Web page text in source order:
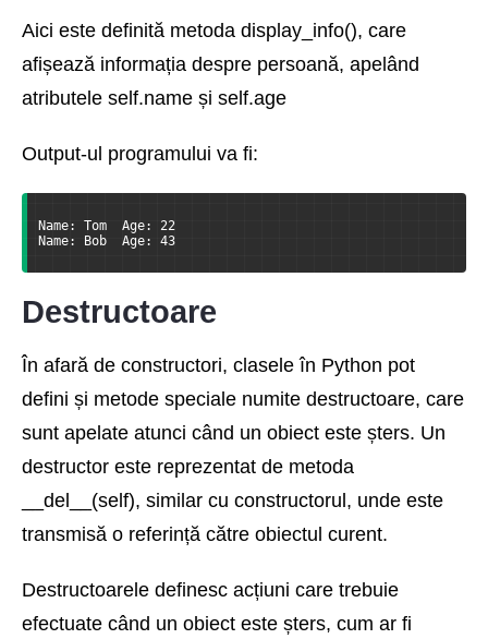
Aici este definită metoda display_info(), care
afișează informația despre persoană, apelând
atributele self.name și self.age
Output-ul programului va fi:
Name: Tom  Age: 22
Name: Bob  Age: 43
Destructoare
În afară de constructori, clasele în Python pot
defini și metode speciale numite destructoare, care
sunt apelate atunci când un obiect este șters. Un
destructor este reprezentat de metoda
__del__(self), similar cu constructorul, unde este
transmisă o referință către obiectul curent.
Destructoarele definesc acțiuni care trebuie
efectuate când un obiect este șters, cum ar fi